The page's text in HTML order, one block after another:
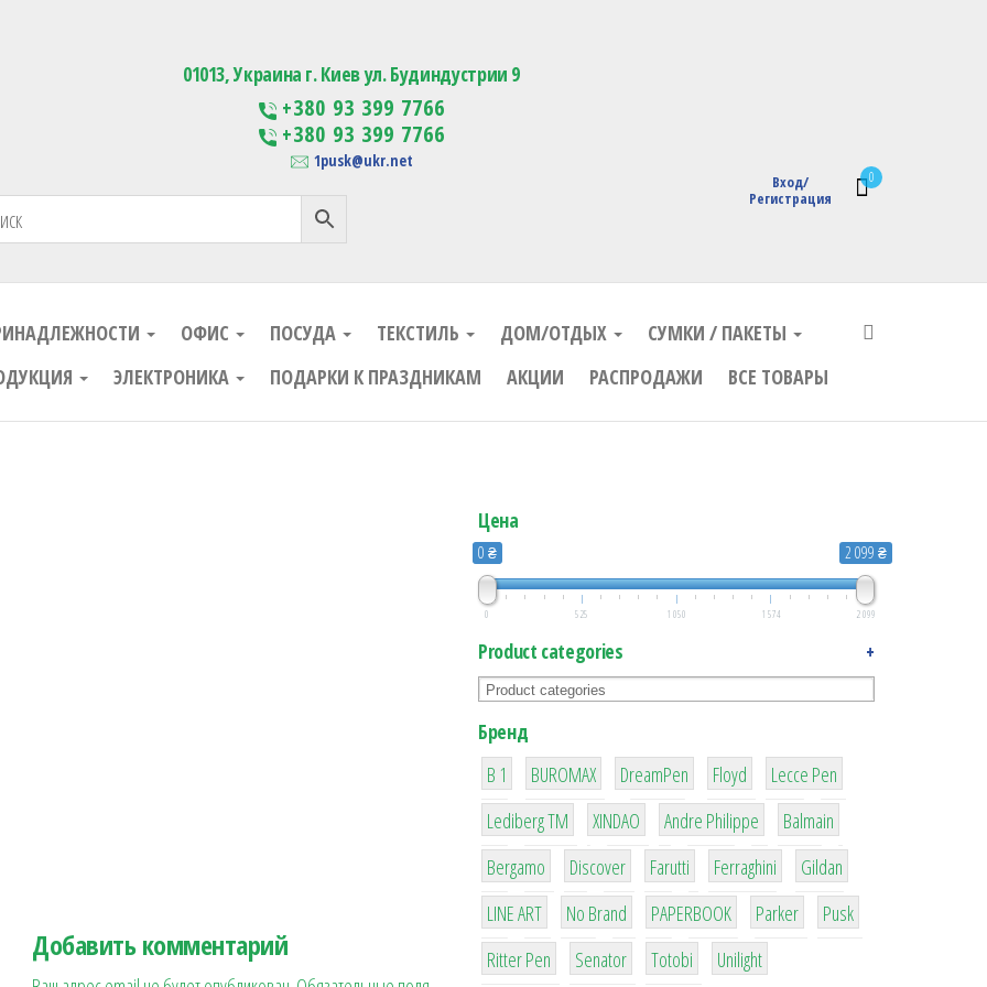
Изготовление сувенирной продукции с логотипом
0
Вход/
Регистрация
01013, Украина г. Киев ул. Будиндустрии 9
+380 93 399 7766
+380 93 399 7766
1pusk@ukr.net
ОФИС ПОСУДА ТЕКСТИЛЬ ДОМ/ОТДЫХ
СУМКИ / ПАКЕТЫ
ЭЛЕКТРОНИКА ПОДАРКИ К ПРАЗДНИКАМ АКЦИИ РАСПРОДАЖИ ВСЕ ТОВАРЫ
Добавить комментарий
Цена
0 ₴ 2 099 ₴
0 525 1 050 1 574 2 099
Product categories +
Бренд
B 1
1
BUROMAX
1
DreamPen
2
Floyd
2
Lecce Pen
3
Lediberg ТМ
3
XINDAO
1
Andre Philippe
4
Balmain
26
Bergamo
64
Discover
299
Farutti
4
Ferraghini
42
Gildan
4
LINE ART
90
No Brand
8
PAPERBOOK
6
Parker
2
Pusk
22
Ritter Pen
15
Senator
43
Totobi
1
Unilight